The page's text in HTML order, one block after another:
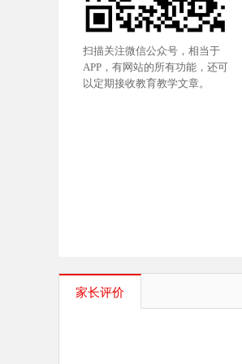
扫描关注微信公众号，相当于
APP，有网站的所有功能，还可
以定期接收教育教学文章。
家长评价